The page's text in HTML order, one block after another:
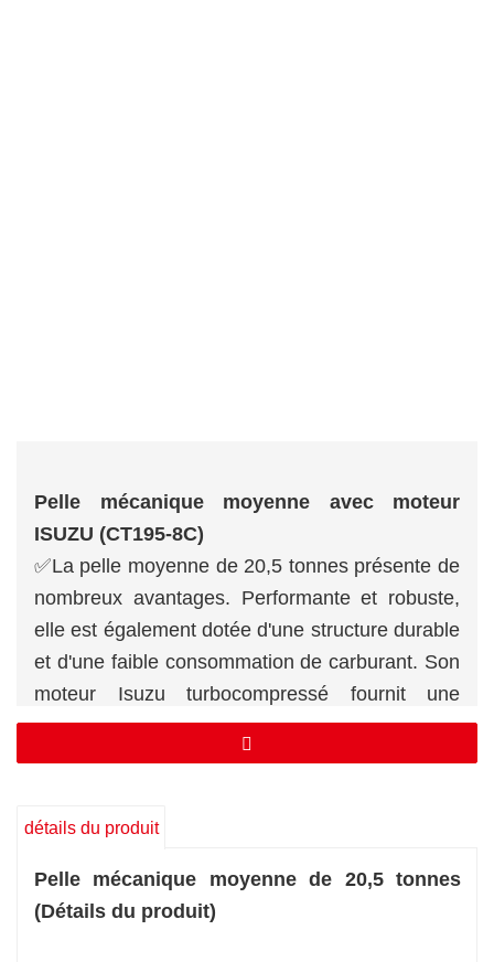
Pelle mécanique moyenne avec moteur
ISUZU (CT195-8C)
✅La pelle moyenne de 20,5 tonnes présente de
nombreux avantages. Performante et robuste,
elle est également dotée d'une structure durable
et d'une faible consommation de carburant. Son
moteur Isuzu turbocompressé fournit une
puissance optimale à l'ensemble de la machine.
✅Ce qui le rend spécial, c'est son système
électrique normale et son châssis élargi et
climatisation pour un confort de conduite
optimal.
détails du produit
Pelle mécanique moyenne de 20,5 tonnes
(Détails du produit)